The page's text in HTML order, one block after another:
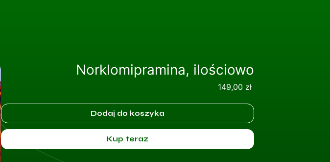
Norklomipramina, ilościowo
149,00 złCena
Dodaj do koszyka
Kup teraz